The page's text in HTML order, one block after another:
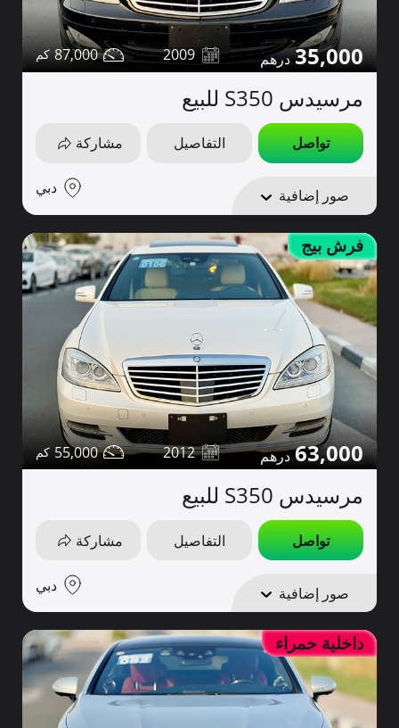
35,000
2009
87,000
مرسيدس S350 للبيع
تواصل التفاصيل مشاركة
صور إضافية دبي
فرش بيج
63,000
2012
55,000
مرسيدس S350 للبيع
تواصل التفاصيل مشاركة
صور إضافية دبي
داخلية حمراء